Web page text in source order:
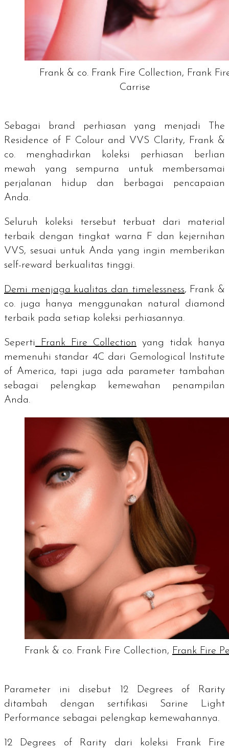
Frank & co. Frank Fire Collection, Frank
Carrise
Sebagai brand perhiasan yang menjadi
The
Residence of F Colour and VVS Clarity, Frank &
co. menghadirkan koleksi perhiasan berlian
mewah yang sempurna untuk membersamai
perjalanan hidup dan berbagai pencapaian
Anda.
Seluruh koleksi tersebut terbuat dari material
terbaik dengan tingkat warna F dan kejernihan
VVS, sesuai untuk Anda yang ingin memberikan
self-reward berkualitas tinggi.
Demi menjaga kualitas dan timelessness, Frank &
co. juga hanya menggunakan
natural diamond
terbaik pada setiap koleksi perhiasannya.
Seperti Frank Fire Collection yang tidak hanya
memenuhi standar 4C dari Gemological Institute
of America, tapi juga ada parameter tambahan
sebagai pelengkap kemewahan penampilan
Anda.
Frank & co. Frank Fire Collection, Frank Fire
Parameter ini disebut 12 Degrees of Rarity
ditambah dengan sertifikasi Sarine Light
Performance sebagai pelengkap kemewahannya.
12 Degrees of Rarity dari koleksi Frank Fire